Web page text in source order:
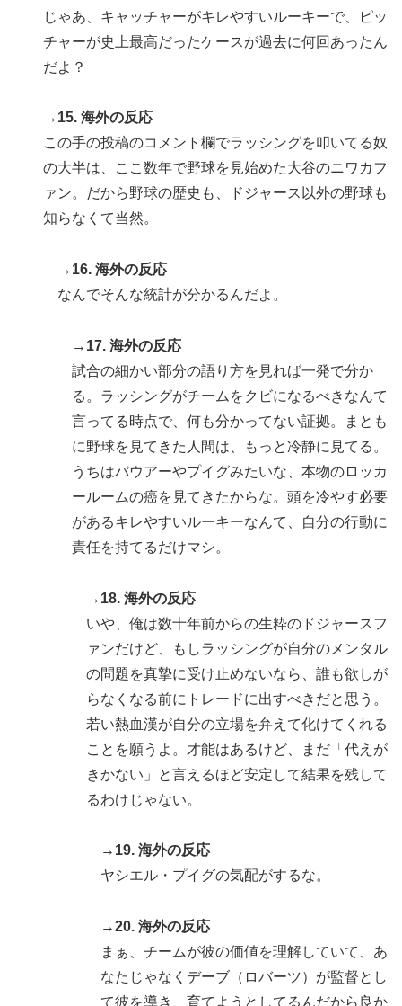
じゃあ、キャッチャーがキレやすいルーキーで、ピッ
チャーが史上最高だったケースが過去に何回あったん
だよ？
→15. 海外の反応
この手の投稿のコメント欄でラッシングを叩いてる奴
の大半は、ここ数年で野球を見始めた大谷のニワカフ
ァン。だから野球の歴史も、ドジャース以外の野球も
知らなくて当然。
→16. 海外の反応
なんでそんな統計が分かるんだよ。
→17. 海外の反応
試合の細かい部分の語り方を見れば一発で分か
る。ラッシングがチームをクビになるべきなんて
言ってる時点で、何も分かってない証拠。まとも
に野球を見てきた人間は、もっと冷静に見てる。
うちはバウアーやプイグみたいな、本物のロッカ
ールームの癌を見てきたからな。頭を冷やす必要
があるキレやすいルーキーなんて、自分の行動に
責任を持てるだけマシ。
→18. 海外の反応
いや、俺は数十年前からの生粋のドジャースフ
ァンだけど、もしラッシングが自分のメンタル
の問題を真摯に受け止めないなら、誰も欲しが
らなくなる前にトレードに出すべきだと思う。
若い熱血漢が自分の立場を弁えて化けてくれる
ことを願うよ。才能はあるけど、まだ「代えが
きかない」と言えるほど安定して結果を残して
るわけじゃない。
→19. 海外の反応
ヤシエル・プイグの気配がするな。
→20. 海外の反応
まぁ、チームが彼の価値を理解していて、あ
なたじゃなくデーブ（ロバーツ）が監督とし
て彼を導き、育てようとしてるんだから良か